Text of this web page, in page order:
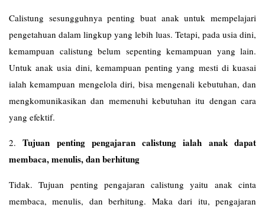
Calistung sesungguhnya penting buat anak untuk mempelajari
pengetahuan dalam lingkup yang lebih luas. Tetapi, pada usia dini,
kemampuan calistung belum sepenting kemampuan yang lain.
Untuk anak usia dini, kemampuan penting yang mesti di kuasai
ialah kemampuan mengelola diri, bisa mengenali kebutuhan, dan
mengkomunikasikan dan memenuhi kebutuhan itu dengan cara
yang efektif.
2.Tujuan penting pengajaran calistung ialah anak dapat
membaca, menulis, dan berhitung
Tidak. Tujuan penting pengajaran calistung yaitu anak cinta
membaca, menulis, dan berhitung. Maka dari itu, pengajaran